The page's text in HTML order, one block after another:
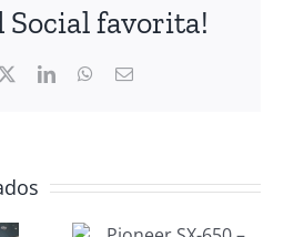
Social favorita!
LinkedInWhatsApp
Correo
Los Goya
22 «Sí a la